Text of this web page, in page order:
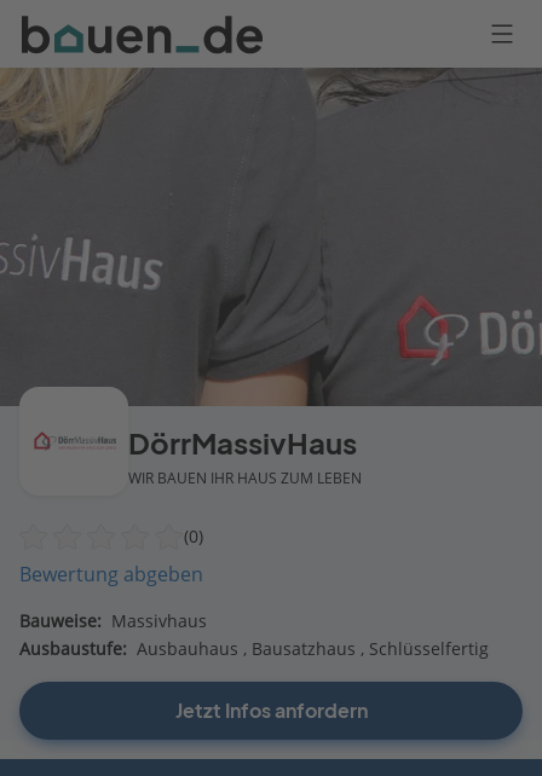
Bauen
Logo
Anmelden
DörrMassivHaus
WIR BAUEN IHR HAUS ZUM LEBEN
(0)
Bewertung abgeben
Bauweise: Massivhaus
Ausbaustufe: Ausbauhaus Bausatzhaus Schlüsselfertig
Jetzt Infos anfordern